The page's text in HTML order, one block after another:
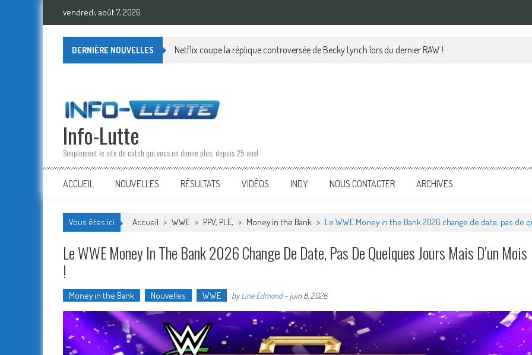
Skip
vendredi, août 7, 2026
DERNIÈRE NOUVELLES Netflix coupe la réplique controversée de Becky Lynch lors du dernier RAW !
Info-Lutte
Simplement le site de catch qui vous en donne plus, depuis 25 ans!
ACCUEIL NOUVELLES RÉSULTATS VIDÉOS INDY NOUS CONTACTER ARCHIVES
Vous êtes ici Accueil > WWE > PPV, PLE, > Money in the Bank > Le WWE Money in the Bank 2026 change de date, pas de
Le WWE Money In The Bank 2026 Change De Date, Pas De Quelques Jours Mais D’un Mois
!
Money in the Bank Nouvelles WWE byLine Edmond- juin 8, 2026